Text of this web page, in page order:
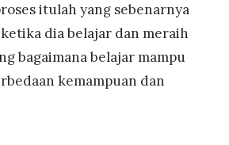
itulah yang sebenarnya
dia belajar dan meraih
bagaimana belajar mampu
kemampuan dan